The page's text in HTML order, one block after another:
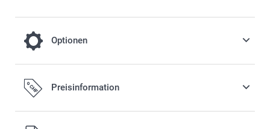
Optionen
Füllen Sie Ihre Vorratsgläser mit
Süssigkeiten!
7.00/Stück
Preisinformation